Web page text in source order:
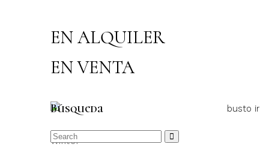
EN ALQUILER
EN VENTA
Búsqueda
Winter